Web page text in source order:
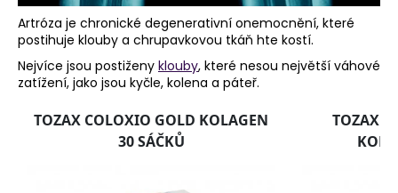
Artróza je chronické degenerativní onemocnění, které
postihuje klouby a chrupavkovou tkáň hte kostí.
Nejvíce jsou postiženy klouby, které nesou největší váhové
zatížení, jako jsou kyčle, kolena a páteř.
HLEDAT